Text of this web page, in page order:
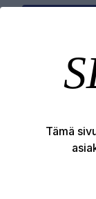
Tekniset
Tämä